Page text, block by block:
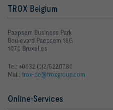
TROX Belgium
Paepsem Business Park
Boulevard Paepsem 18G
1070 Bruxelles
Tel: +0032 (0)2/522.07.80
Mail: trox-be@troxgroup.com
Online-Services